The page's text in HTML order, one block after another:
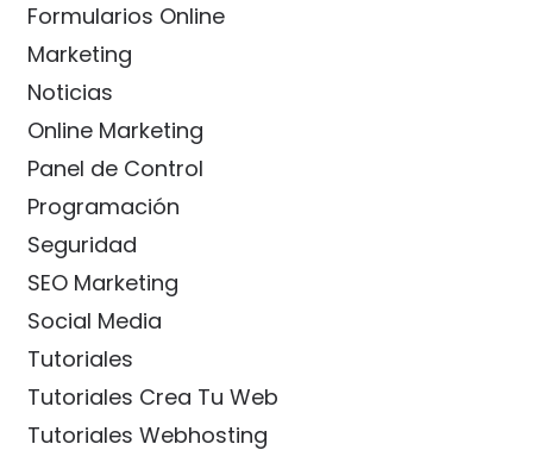
Formularios Online
Marketing
Noticias
Online Marketing
Panel de Control
Programación
Seguridad
SEO Marketing
Social Media
Tutoriales
Tutoriales Crea Tu Web
Tutoriales Webhosting